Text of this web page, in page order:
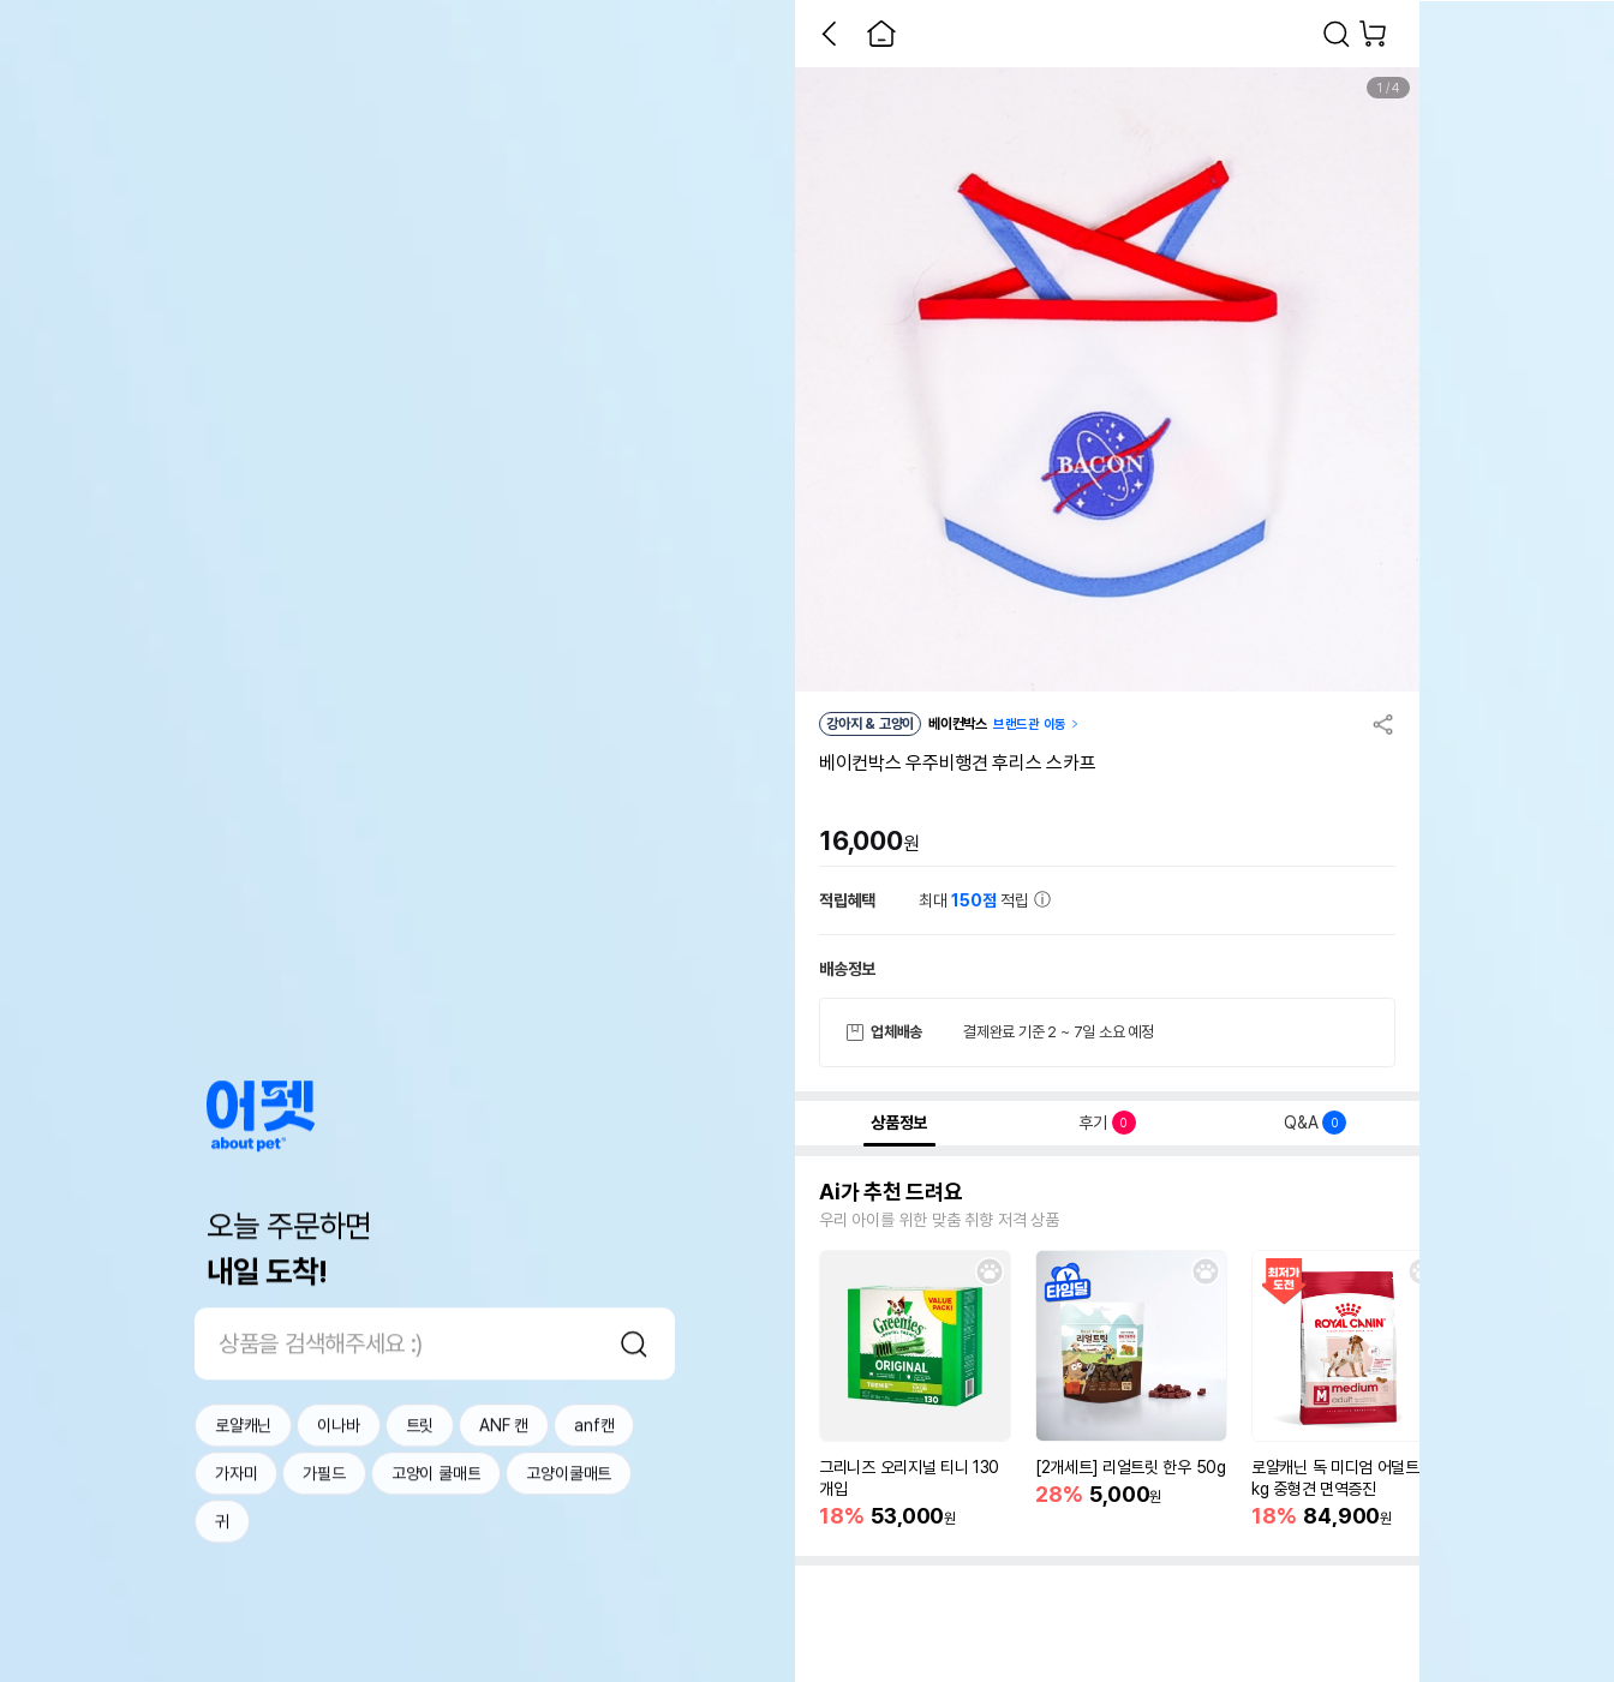
오늘 주문하면
내일 도착!
로얄캐닌 이나바 트릿 ANF 캔 anf캔
가자미 가필드 고양이 쿨매트 고양이쿨매트
귀
1 /4
강아지 & 고양이 베이컨박스 브랜드관 이동
베이컨박스 우주비행견 후리스 스카프
16,000원
적립혜택 최대150점 적립
배송정보
업체배송 결제완료 기준 2 ~ 7일 소요 예정
상품정보 후기 0 Q&A 0
Ai가 추천 드려요
우리 아이를 위한 맞춤 취향 저격 상품
그리니즈 오리지널 티니 130
개입
18% 53,000원
[2개세트] 리얼트릿 한우 50g
28% 5,000원
로얄캐닌 독 미디엄 어덜트 10
kg 중형견 면역증진
18% 84,900원